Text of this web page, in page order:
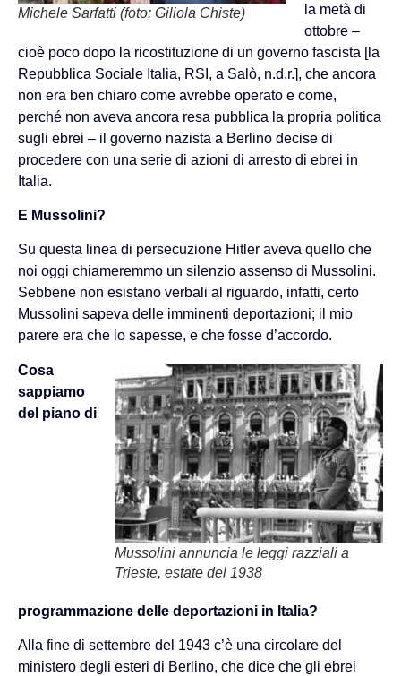
Michele Sarfatti (foto: Giliola Chiste)
la metà di
ottobre –
cioè poco dopo la ricostituzione di un governo fascista [la
Repubblica Sociale Italia, RSI, a Salò, n.d.r.], che ancora
non era ben chiaro come avrebbe operato e come,
perché non aveva ancora resa pubblica la propria politica
sugli ebrei – il governo nazista a Berlino decise di
procedere con una serie di azioni di arresto di ebrei in
Italia.
E Mussolini?
Su questa linea di persecuzione Hitler aveva quello che
noi oggi chiameremmo un silenzio assenso di Mussolini.
Sebbene non esistano verbali al riguardo, infatti, certo
Mussolini sapeva delle imminenti deportazioni; il mio
parere era che lo sapesse, e che fosse d’accordo.
Mussolini annuncia le leggi razziali a
Trieste, estate del 1938
Cosa
sappiamo
del piano di
programmazione delle deportazioni in Italia?
Alla fine di settembre del 1943 c’è una circolare del
ministero degli esteri di Berlino, che dice che gli ebrei